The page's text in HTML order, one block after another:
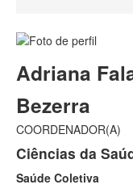
Centrais
Adriana
Bezerra
COORDENADOR(A)
Ciências da
Saúde Coletiva